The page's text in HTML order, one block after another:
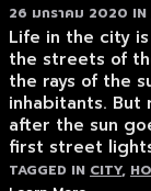
26 มกราคม 2020 IN
Life in the city
the streets of
the rays of the
inhabitants.
after the sun
first street
TAGGED IN CITY,